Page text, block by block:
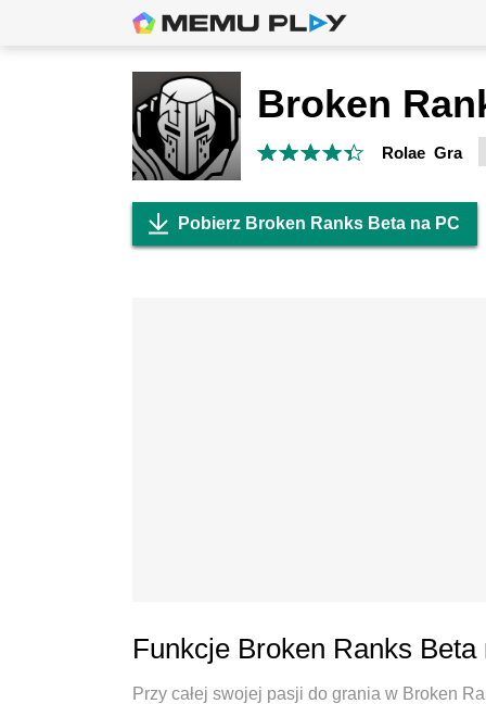
Broken
Rolae Gra
Pobierz Broken Ranks Beta na PC
Funkcje Broken Ranks Beta
Przy całej swojej pasji do grania w Broken